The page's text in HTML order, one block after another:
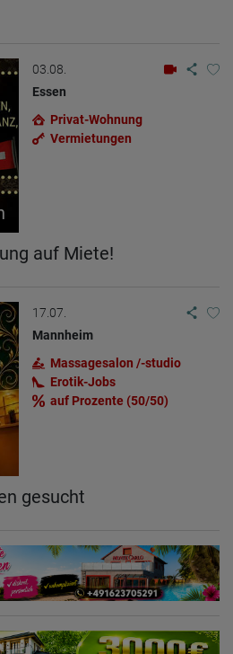
03.08.
Essen
Privat-Wohnung
Vermietungen
auf Miete!
17.07.
Mannheim
Massagesalon /-studio
Erotik-Jobs
auf Prozente (50/50)
gesucht